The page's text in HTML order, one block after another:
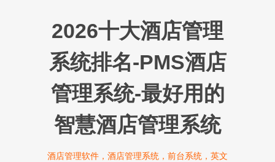
2026十大酒店管理
系统排名-PMS酒店
管理系统-最好用的
智慧酒店管理系统
酒店管理软件，酒店管理系统，前台系统，英文